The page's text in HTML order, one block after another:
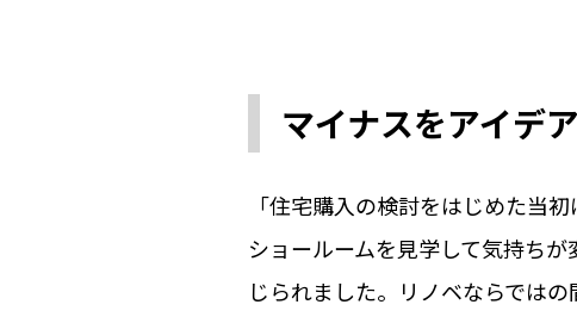
マイナスをアイデ
「住宅購入の検討をはじめた当
ショールームを見学して気持ち
じられました。リノベならでは